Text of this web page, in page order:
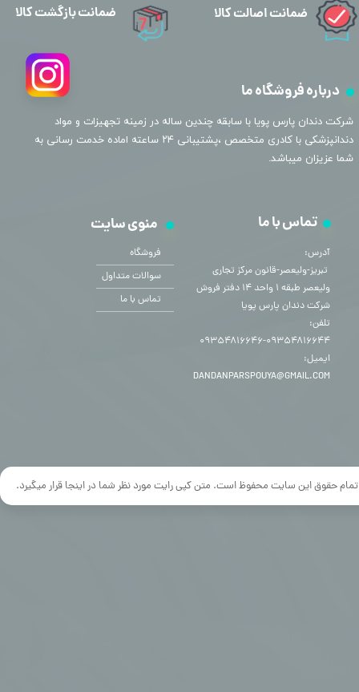
تمام حقوق این سایت محفوظ است. متن کپی رایت مورد نظر شما در اینجا قرار میگیرد.
درباره فروشگاه ما
​شرکت دندان پارس پویا با سابقه چندین ساله در زمینه تجهیزات و مواد
دندانپزشکی با کادری متخصص ،پشتیبانی ۲۴ ساعته اماده خدمت رسانی به
شما عزیزان میباشد.
منوی سایت
فروشگاه
سوالات متداول
تماس با ما
تماس با ما
آدرس:
​​​​​​​ تبریز-ولیعصر-قانون مرکز تجاری
ولیعصر طبقه ۱ واحد ۱۴ دفتر فروش
شرکت دندان پارس پویا
تلفن:
۰۹۳۵۴۸۱۶۶۴۴-۰۹۳۵۴۸۱۶۶۴۶
ایمیل:
DANDANPARSPOUYA@GMAIL.COM
ضمانت اصالت کالا ضمانت بازگشت کالا